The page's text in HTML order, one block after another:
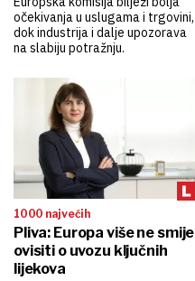
očekivanja u uslugama i trgovini,
dok industrija i dalje upozorava
na slabiju potražnju.
1000 najvećih
Pliva: Europa više ne smije
ovisiti o uvozu ključnih
lijekova